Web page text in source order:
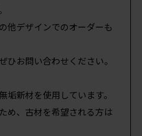
他デザインでのオーダーも
ひお問い合わせください。
垢新材を使用しています。
め、古材を希望される方は